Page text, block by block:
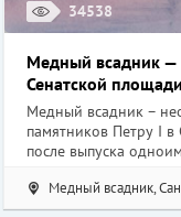
34538
Медный всадник —
Сенатской площади
Медный всадник –
памятников Петру I в
после выпуска
Медный всадник,